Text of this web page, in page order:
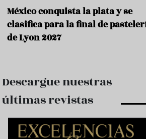
F
n
México conquista la plata y se
clasifica para la final de
de Lyon 2027
Descargue nuestras
últimas revistas